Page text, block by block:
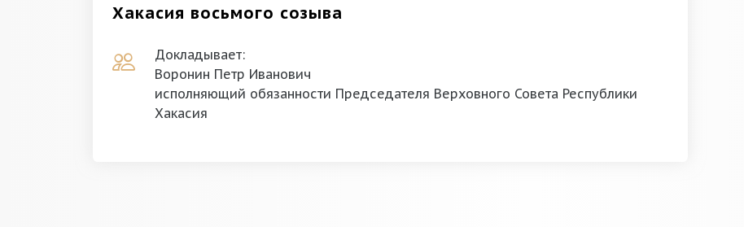
Хакасия восьмого созыва
Докладывает:
Воронин Петр Иванович
исполняющий обязанности Председателя Верховного Совета Республики
Хакасия